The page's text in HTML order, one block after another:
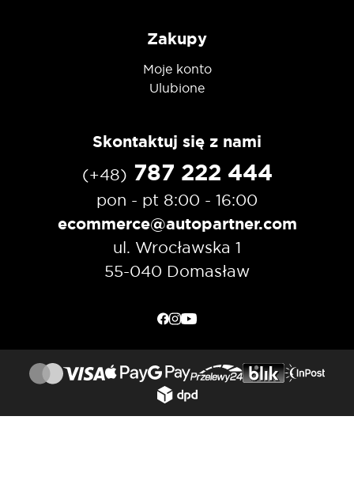
Zakupy
Moje konto
Ulubione
Skontaktuj się z nami
(+48) 787 222 444
pon - pt 8:00 - 16:00
ecommerce@autopartner.com
ul. Wrocławska 1
55-040 Domasław